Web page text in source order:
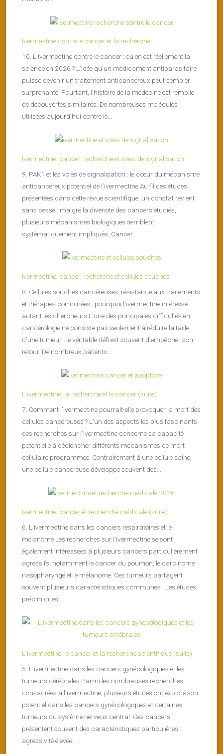
Ivermectine contre le cancer et la recherche
10. L’ivermectine contre le cancer : où en est réellement la
science en 2026 ? L’idée qu’un médicament antiparasitaire
puisse devenir un traitement anticancéreux peut sembler
surprenante. Pourtant, l’histoire de la médecine est remplie
de découvertes similaires. De nombreuses molécules
utilisées aujourd’hui contre le...
Ivermectine, cancer, recherche et voies de signalisation
9. PAK1 et les voies de signalisation : le cœur du mécanisme
anticancéreux potentiel de l’ivermectine Au fil des études
présentées dans cette revue scientifique, un constat revient
sans cesse : malgré la diversité des cancers étudiés,
plusieurs mécanismes biologiques semblent
systématiquement impliqués. Cancer...
Ivermectine, cancer, recherche et cellules souches
8. Cellules souches cancéreuses, résistance aux traitements
et thérapies combinées : pourquoi l’ivermectine intéresse
autant les chercheurs L’une des principales difficultés en
cancérologie ne consiste pas seulement à réduire la taille
d’une tumeur. Le véritable défi est souvent d’empêcher son
retour. De nombreux patients...
L’ivermectine, la recherche et le cancer (suite)
7. Comment l’ivermectine pourrait-elle provoquer la mort des
cellules cancéreuses ? L’un des aspects les plus fascinants
des recherches sur l’ivermectine concerne sa capacité
potentielle à déclencher différents mécanismes de mort
cellulaire programmée. Contrairement à une cellule saine,
une cellule cancéreuse développe souvent des...
Ivermectine, cancer et recherche médicale (suite)
6. L’ivermectine dans les cancers respiratoires et le
mélanome Les recherches sur l’ivermectine se sont
également intéressées à plusieurs cancers particulièrement
agressifs, notamment le cancer du poumon, le carcinome
nasopharyngé et le mélanome. Ces tumeurs partagent
souvent plusieurs caractéristiques communes : Les études
précliniques...
L’ivermectine, le cancer et la recherche scientifique (suite)
5. L’ivermectine dans les cancers gynécologiques et les
tumeurs cérébrales Parmi les nombreuses recherches
consacrées à l’ivermectine, plusieurs études ont exploré son
potentiel dans les cancers gynécologiques et certaines
tumeurs du système nerveux central. Ces cancers
présentent souvent des caractéristiques particulières :
agressivité élevée,...